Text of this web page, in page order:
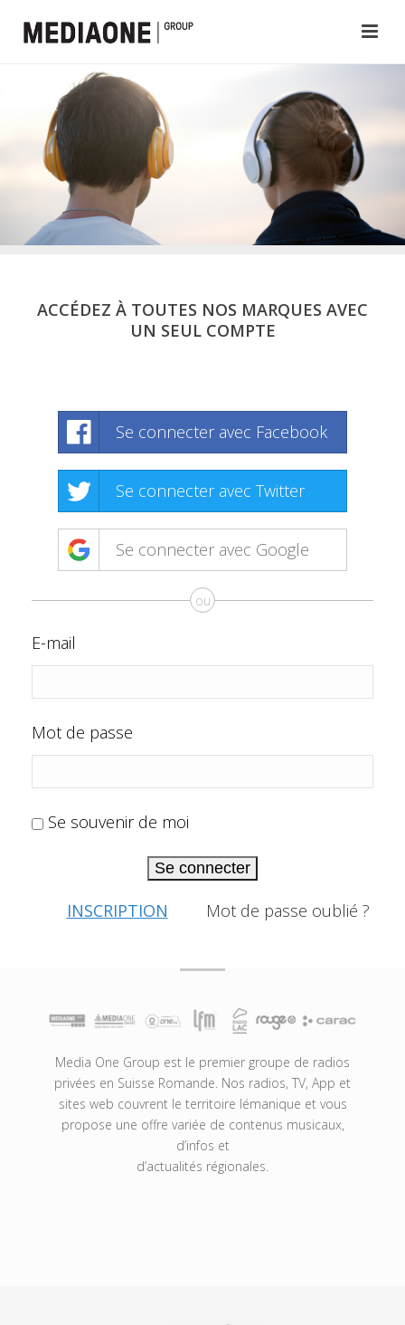
ACCÉDEZ À TOUTES NOS MARQUES AVEC
UN SEUL COMPTE
Se connecter avec Facebook
Se connecter avec Twitter
Se connecter avec Google
ou
E-mail
Mot de passe
Se souvenir de moi
Se connecter
INSCRIPTION Mot de passe oublié ?
Media One Group est le premier groupe de radios
privées en Suisse Romande. Nos radios, TV, App et
sites web couvrent le territoire lémanique et vous
propose une offre variée de contenus musicaux,
d’infos et
d’actualités régionales.